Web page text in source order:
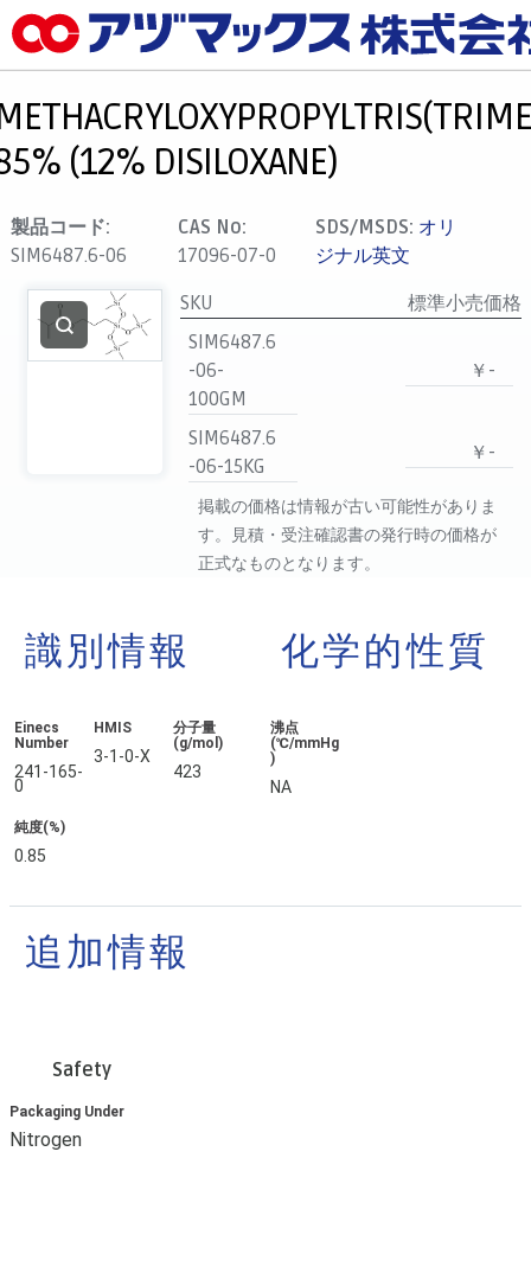
メニュー
お気に入り
カート
マイアカウント
主要取扱ブランド
代理店一覧
支払い
(12% DISILOXANE)
製品コード:
SIM6487.6-06
CAS No:
17096-07-0
SDS/MSDS: オリ
ジナル英文
SKU
標準小売価格
SIM6487.6
-06-
100GM
￥-
SIM6487.6
-06-15KG
￥-
掲載の価格は情報が古い可能性がありま
す。見積・受注確認書の発行時の価格が
正式なものとなります。
識別情報
Einecs
Number
241-165-
0
HMIS
3-1-0-X
分子量
(g/mol)
423
純度(%)
0.85
化学的性質
沸点
(℃/mmHg
)
NA
追加情報
Safety
Packaging Under
Nitrogen